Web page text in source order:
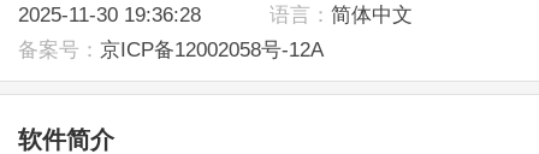
2025-11-30 19:36:28
语言： 简体中文
备案号： 京ICP备12002058号-12A
软件简介